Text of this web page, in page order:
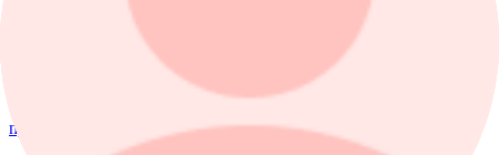
Tommi Saukkoriipi har styrt nästan halva SEB Swedish Value Fund
mot finanssektorn. Det har varit ett vinnande drag. Fonden har slagit
index tydligt både i år och på längre sikt. Samtidigt har förvaltaren
valt sida mellan börsens två stora maktbolag - Investor och
nyheter